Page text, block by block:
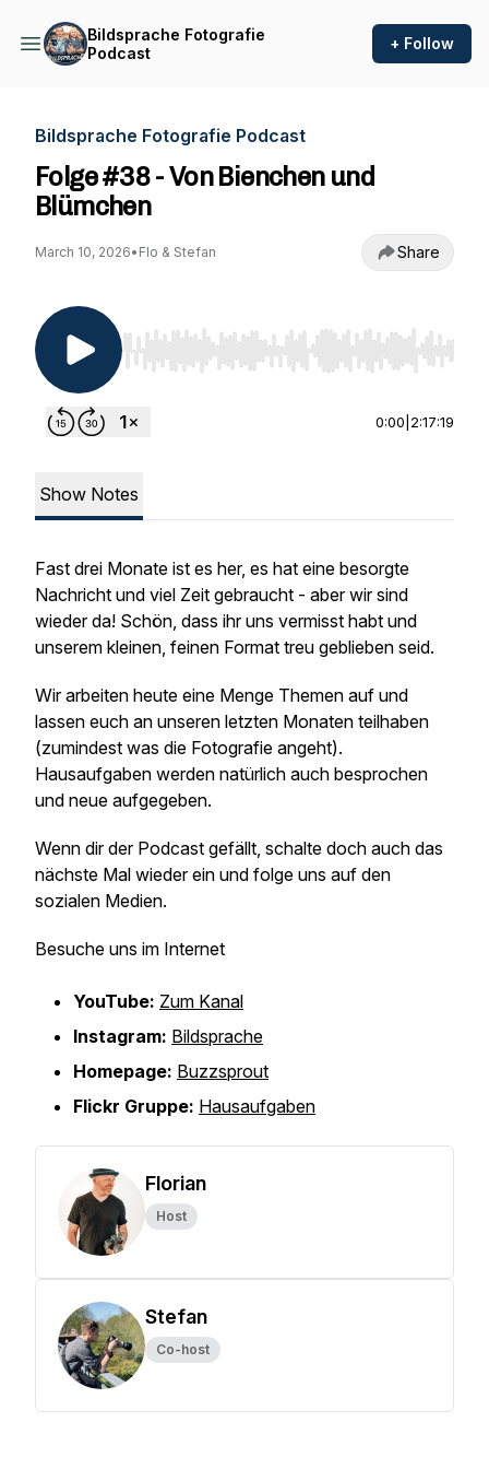
Bildsprache Fotografie
Podcast
+ Follow
Bildsprache Fotografie Podcast
Folge #38 - Von Bienchen und
Blümchen
March 10, 2026• Flo & Stefan Share
Use Left/Right to seek, Home/End to jump to
0:00 2:17:19
Show Notes
Fast drei Monate ist es her, es hat eine besorgte
Nachricht und viel Zeit gebraucht - aber wir sind
wieder da! Schön, dass ihr uns vermisst habt und
unserem kleinen, feinen Format treu geblieben seid.
Wir arbeiten heute eine Menge Themen auf und
lassen euch an unseren letzten Monaten teilhaben
(zumindest was die Fotografie angeht).
Hausaufgaben werden natürlich auch besprochen
und neue aufgegeben.
Wenn dir der Podcast gefällt, schalte doch auch das
nächste Mal wieder ein und folge uns auf den
sozialen Medien.
Besuche uns im Internet
YouTube: Zum Kanal
Instagram: Bildsprache
Homepage: Buzzsprout
Flickr Gruppe: Hausaufgaben
Florian
Host
Stefan
Co-host